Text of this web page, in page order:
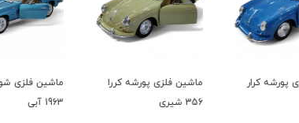
ماشین فلزی پورشه کررا
ماشین فلزی شورلت کروت